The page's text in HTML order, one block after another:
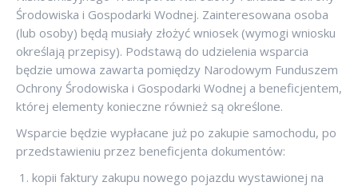
Środowiska i Gospodarki Wodnej. Zainteresowana osoba
(lub osoby) będą musiały złożyć wniosek (wymogi wniosku
określają przepisy). Podstawą do udzielenia wsparcia
będzie umowa zawarta pomiędzy Narodowym Funduszem
Ochrony Środowiska i Gospodarki Wodnej a beneficjentem,
której elementy konieczne również są określone.
Wsparcie będzie wypłacane już po zakupie samochodu, po
przedstawieniu przez beneficjenta dokumentów:
kopii faktury zakupu nowego pojazdu wystawionej na